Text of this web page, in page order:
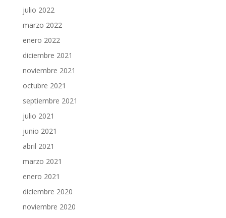
julio 2022
marzo 2022
enero 2022
diciembre 2021
noviembre 2021
octubre 2021
septiembre 2021
julio 2021
junio 2021
abril 2021
marzo 2021
enero 2021
diciembre 2020
noviembre 2020